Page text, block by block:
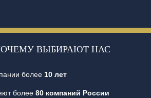
ВЫБИРАЮТ НАС
более 10 лет
более 80 компаний России